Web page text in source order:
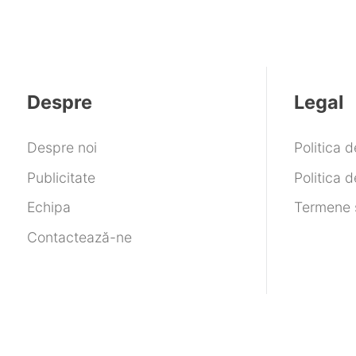
Despre
Despre noi
Publicitate
Echipa
Contactează-ne
Legal
Politica
Politica
Termene